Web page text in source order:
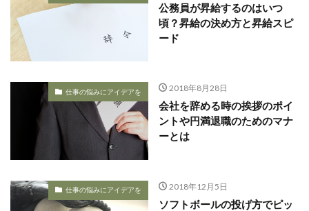
公務員が昇給するのはいつ
頃？昇給の決め方と昇給スピ
ード
仕事の悩みにアイデアを 2018年8月28日
会社を辞める時の挨拶のポイ
ントや円満退職のためのマナ
ーとは
仕事の悩みにアイデアを 2018年12月5日
ソフトボールの投げ方でピッ